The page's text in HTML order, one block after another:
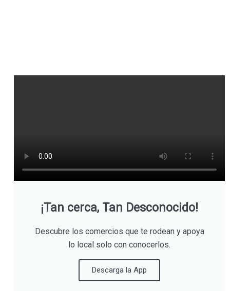
¡Tan cerca, Tan Desconocido!
Descubre los comercios que te rodean y apoya
lo local solo con conocerlos.
Descarga la App